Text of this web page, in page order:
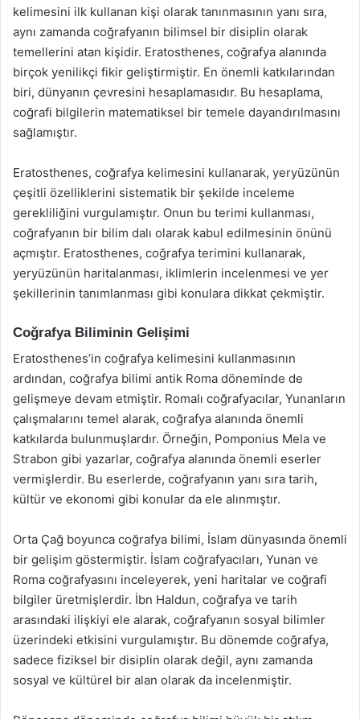
kelimesini ilk kullanan kişi olarak tanınmasının yanı sıra,
aynı zamanda coğrafyanın bilimsel bir disiplin olarak
temellerini atan kişidir. Eratosthenes, coğrafya alanında
birçok yenilikçi fikir geliştirmiştir. En önemli katkılarından
biri, dünyanın çevresini hesaplamasıdır. Bu hesaplama,
coğrafi bilgilerin matematiksel bir temele dayandırılmasını
sağlamıştır.
Eratosthenes, coğrafya kelimesini kullanarak, yeryüzünün
çeşitli özelliklerini sistematik bir şekilde inceleme
gerekliliğini vurgulamıştır. Onun bu terimi kullanması,
coğrafyanın bir bilim dalı olarak kabul edilmesinin önünü
açmıştır. Eratosthenes, coğrafya terimini kullanarak,
yeryüzünün haritalanması, iklimlerin incelenmesi ve yer
şekillerinin tanımlanması gibi konulara dikkat çekmiştir.
Coğrafya Biliminin Gelişimi
Eratosthenes’in coğrafya kelimesini kullanmasının
ardından, coğrafya bilimi antik Roma döneminde de
gelişmeye devam etmiştir. Romalı coğrafyacılar, Yunanların
çalışmalarını temel alarak, coğrafya alanında önemli
katkılarda bulunmuşlardır. Örneğin, Pomponius Mela ve
Strabon gibi yazarlar, coğrafya alanında önemli eserler
vermişlerdir. Bu eserlerde, coğrafyanın yanı sıra tarih,
kültür ve ekonomi gibi konular da ele alınmıştır.
Orta Çağ boyunca coğrafya bilimi, İslam dünyasında önemli
bir gelişim göstermiştir. İslam coğrafyacıları, Yunan ve
Roma coğrafyasını inceleyerek, yeni haritalar ve coğrafi
bilgiler üretmişlerdir. İbn Haldun, coğrafya ve tarih
arasındaki ilişkiyi ele alarak, coğrafyanın sosyal bilimler
üzerindeki etkisini vurgulamıştır. Bu dönemde coğrafya,
sadece fiziksel bir disiplin olarak değil, aynı zamanda
sosyal ve kültürel bir alan olarak da incelenmiştir.